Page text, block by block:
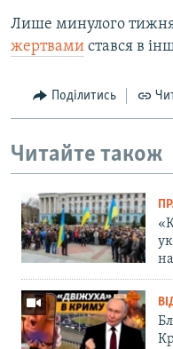
Лише минулого
жертвами стався в
Поділитись
Читайте також